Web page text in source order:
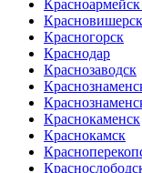
Красноармейск
Красновишерск
Красногорск
Краснодар
Краснозаводск
Краснокаменск
Краснокамск